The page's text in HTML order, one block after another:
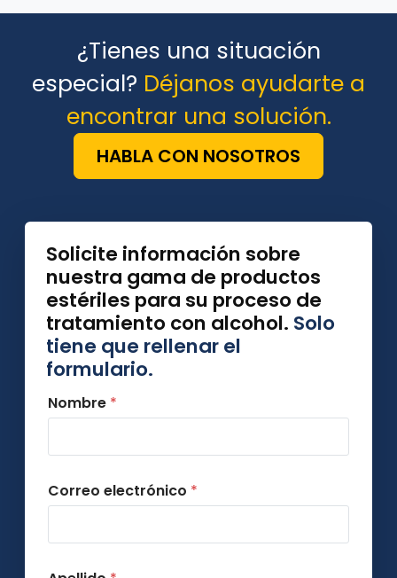
¿Tienes una situación
especial? Déjanos ayudarte a
encontrar una solución.
HABLA CON NOSOTROS
Solicite información sobre
nuestra gama de productos
estériles para su proceso de
tratamiento con alcohol. Solo
tiene que rellenar el
formulario.
Nombre *
Correo electrónico *